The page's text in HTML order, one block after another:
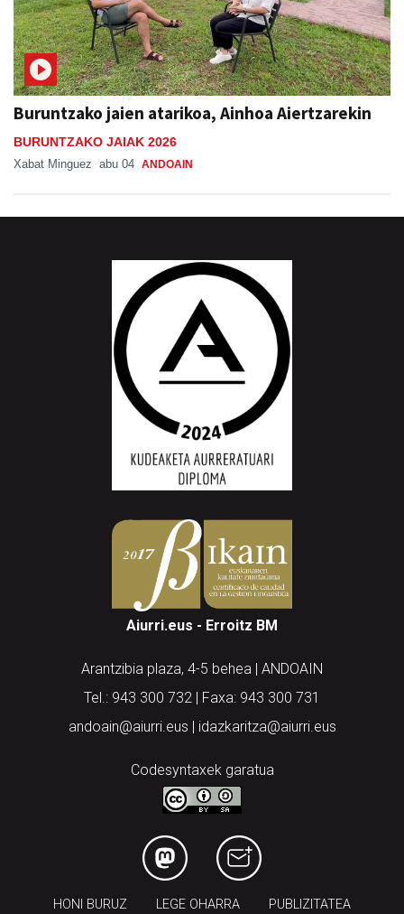
Buruntzako jaien atarikoa, Ainhoa Aiertzarekin
BURUNTZAKO JAIAK 2026
Xabat Minguez abu 04 ANDOAIN
Aiurri.eus - Erroitz BM
Arantzibia plaza, 4-5 behea | ANDOAIN
Tel.: 943 300 732 | Faxa: 943 300 731
andoain@aiurri.eus | idazkaritza@aiurri.eus
Codesyntaxek garatua
HONI BURUZ LEGE OHARRA PUBLIZITATEA